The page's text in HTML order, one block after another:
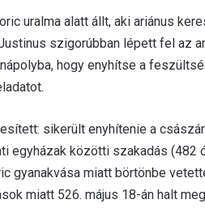
uralma alatt állt, aki ariánus
szigorúbban lépett fel az
hogy enyhítse a
sikerült enyhítenie a
egyházak közötti szakadás
gyanakvása miatt börtönbe
miatt 526. május 18-án halt